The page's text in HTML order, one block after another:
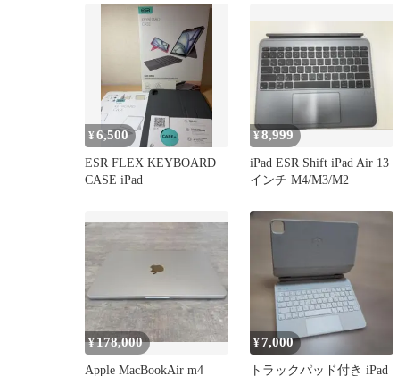
¥6,500
ESR FLEX KEYBOARD
CASE iPad
¥8,999
iPad ESR Shift iPad Air 13
インチ M4/M3/M2
¥178,000
Apple MacBookAir m4
¥7,000
トラックパッド付き iPad